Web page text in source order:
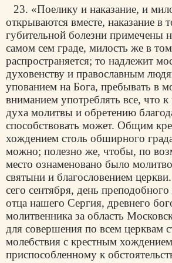
23. «Поелику и наказание, и
открываются вместе, наказание в
губительной болезни примечены
самом сем граде, милость же в
распространяется; то надлежит
духовенству и православным
упованием на Бога, пребывать в
вниманием употреблять все, что
духа молитвы и обретению
способствовать может. Общим
хождением столь обширного
можно; полезно же, чтобы, по
место ознаменовано было
святыни и благословением
сего сентября, день
отца нашего Сергия, древнего
молитвенника за область
для совершения по всем церквам
молебствия с крестным
приспособленному к